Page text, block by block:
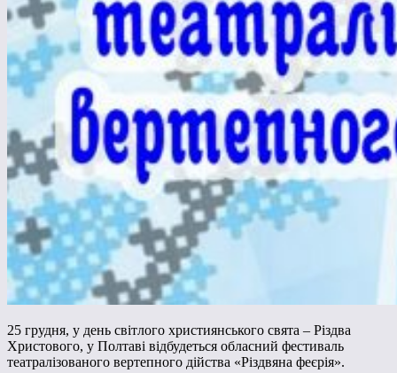
25 грудня, у день світлого християнського свята – Різдва
Христового, у Полтаві відбудеться обласний фестиваль
театралізованого вертепного дійства «Різдвяна феєрія».